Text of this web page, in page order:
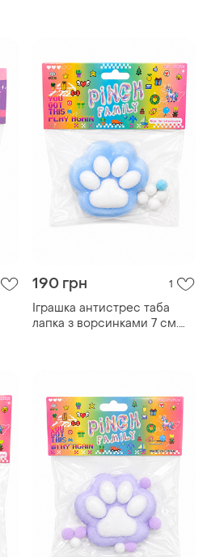
190 грн 1
Іграшка антистрес таба
лапка з ворсинками 7 см.